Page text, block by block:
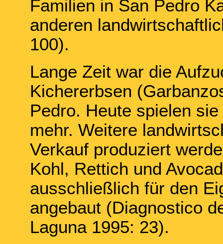
Familien in San Pedro
anderen
100).
Lange Zeit war die
Kichererbsen
Pedro. Heute spielen
mehr. Weitere
Verkauf produziert
Kohl, Rettich und
ausschließlich für den
angebaut (Diagnostico
Laguna 1995: 23).